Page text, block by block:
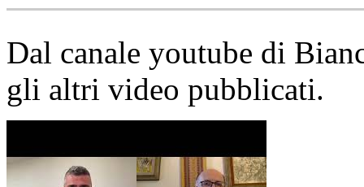
Dal canale youtube di
gli altri video pubblicati.